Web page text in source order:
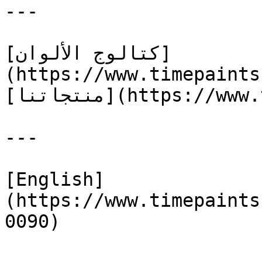
---
[كتالوج الألوان]
(https://
[منتجاتنا](https://www.timepaints.com/ar/products)
---
[English]
(https://
0090)